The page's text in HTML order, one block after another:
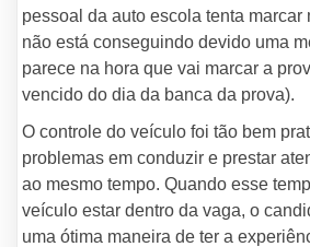
pessoal da auto escola tenta marcar
não está conseguindo devido uma
parece na hora que vai marcar a
vencido do dia da banca da prova).
O controle do veículo foi tão bem
problemas em conduzir e prestar
ao mesmo tempo. Quando esse
veículo estar dentro da vaga, o
uma ótima maneira de ter a